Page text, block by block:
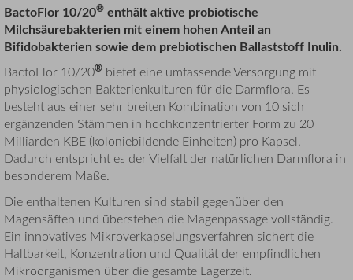
BactoFlor 10/20® enthält aktive probiotische
Milchsäurebakterien mit einem hohen Anteil an
Bifidobakterien sowie dem prebiotischen Ballaststoff Inulin.
BactoFlor 10/20® bietet eine umfassende Versorgung mit
physiologischen Bakterienkulturen für die Darmflora. Es
besteht aus einer sehr breiten Kombination von 10 sich
ergänzenden Stämmen in hochkonzentrierter Form zu 20
Milliarden KBE (koloniebildende Einheiten) pro Kapsel.
Dadurch entspricht es der Vielfalt der natürlichen Darmflora in
besonderem Maße.
Die enthaltenen Kulturen sind stabil gegenüber den
Magensäften und überstehen die Magenpassage vollständig.
Ein innovatives Mikroverkapselungsverfahren sichert die
Haltbarkeit, Konzentration und Qualität der empfindlichen
Mikroorganismen über die gesamte Lagerzeit.